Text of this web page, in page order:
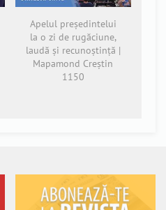
Apelul președintelui
la o zi de rugăciune,
laudă și recunoștință |
Mapamond Creștin
1150